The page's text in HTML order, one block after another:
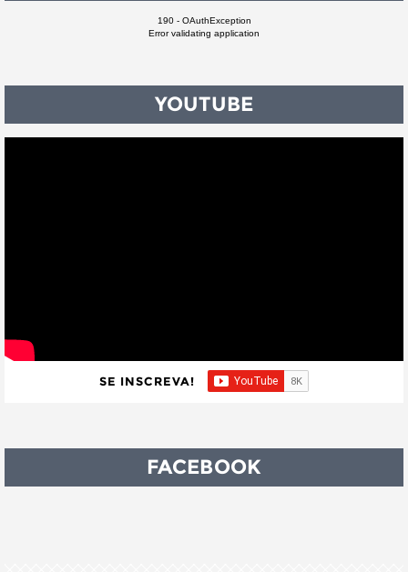
190 - OAuthException
Error validating application
YOUTUBE
SE INSCREVA!
FACEBOOK